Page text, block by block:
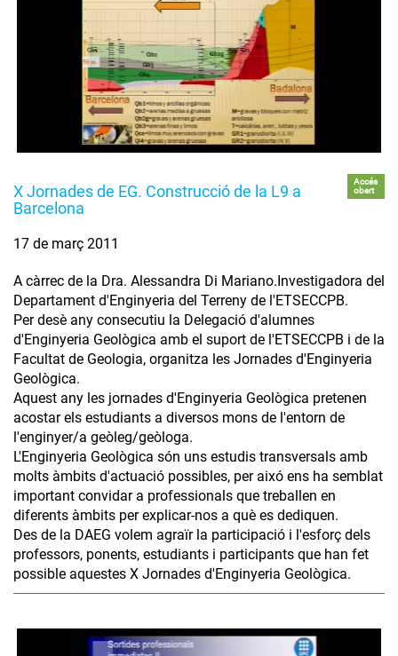
X Jornades de EG. Construcció de la L9 a
Barcelona
Accés
obert
17 de març 2011
A càrrec de la Dra. Alessandra Di Mariano.Investigadora del
Departament d'Enginyeria del Terreny de l'ETSECCPB.
Per desè any consecutiu la Delegació d'alumnes
d'Enginyeria Geològica amb el suport de l'ETSECCPB i de la
Facultat de Geologia, organitza les Jornades d'Enginyeria
Geològica.
Aquest any les jornades d'Enginyeria Geològica pretenen
acostar els estudiants a diversos mons de l'entorn de
l'enginyer/a geòleg/geòloga.
L'Enginyeria Geològica són uns estudis transversals amb
molts àmbits d'actuació possibles, per aixó ens ha semblat
important convidar a professionals que treballen en
diferents àmbits per explicar-nos a què es dediquen.
Des de la DAEG volem agraïr la participació i l'esforç dels
professors, ponents, estudiants i participants que han fet
possible aquestes X Jornades d'Enginyeria Geològica.